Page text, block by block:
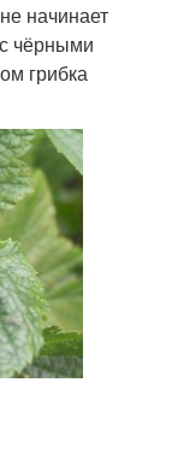
начинает
чёрными
грибка